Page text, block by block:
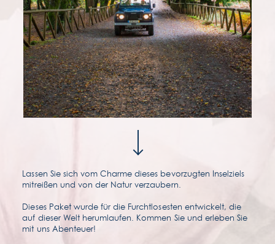
faqs
Lassen Sie sich vom Charme dieses bevorzugten Inselziels
mitreißen und von der Natur verzaubern.
Dieses Paket wurde für die Furchtlosesten entwickelt, die
auf dieser Welt herumlaufen. Kommen Sie und erleben Sie
mit uns Abenteuer!